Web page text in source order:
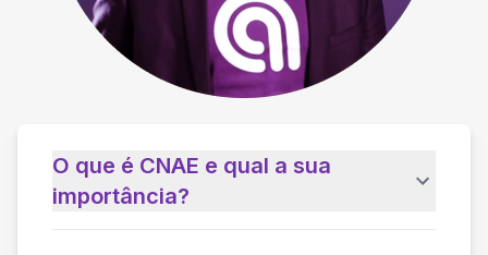
O que é CNAE e qual a sua
importância?